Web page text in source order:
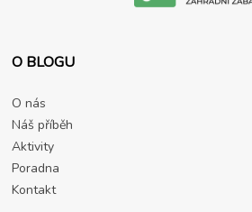
O BLOGU
O nás
Náš příběh
Aktivity
Poradna
Kontakt